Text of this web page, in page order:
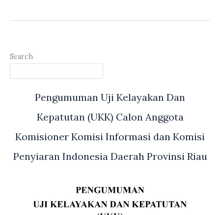
Perlindungan
&
Penyandang
Search
Pengumuman Uji Kelayakan Dan
Kepatutan (UKK) Calon Anggota
Komisioner Komisi Informasi dan Komisi
Penyiaran Indonesia Daerah Provinsi Riau